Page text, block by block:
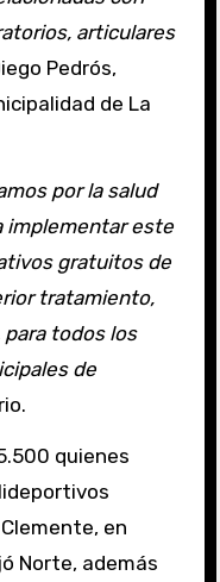
articulares
Pedrós,
de La
por la salud
implementar este
gratuitos de
tratamiento,
todos los
de
quienes
en
Norte, además